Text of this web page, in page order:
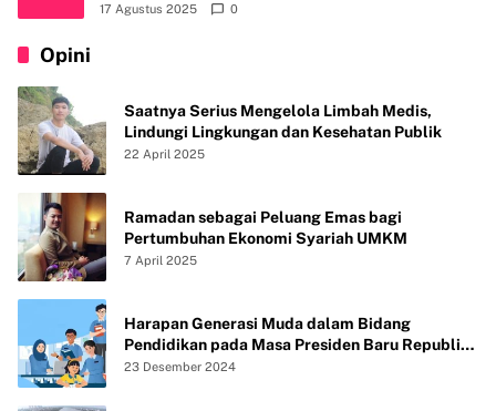
Usaha
17 Agustus 2025 0
Opini
Saatnya Serius Mengelola Limbah Medis,
Lindungi Lingkungan dan Kesehatan Publik
22 April 2025
Ramadan sebagai Peluang Emas bagi
Pertumbuhan Ekonomi Syariah UMKM
7 April 2025
Harapan Generasi Muda dalam Bidang
Pendidikan pada Masa Presiden Baru Republik
Indonesia
23 Desember 2024